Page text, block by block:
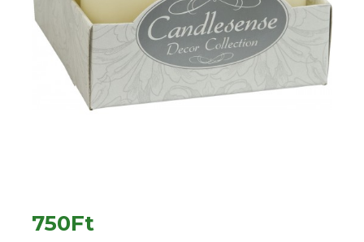
750Ft